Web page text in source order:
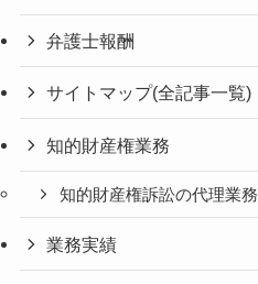
弁護士報酬
サイトマップ(全記事一覧)
知的財産権業務
知的財産権訴訟の代理業務
業務実績